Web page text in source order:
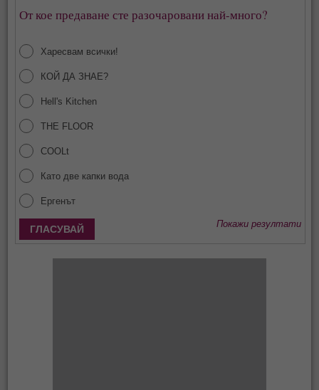
От кое предаване сте разочаровани най-много?
Харесвам всички!
КОЙ ДА ЗНАЕ?
Hell's Kitchen
THE FLOOR
COOLt
Като две капки вода
Ергенът
Покажи резултати